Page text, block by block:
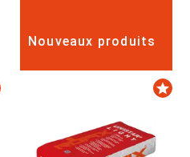
Nouveaux produits